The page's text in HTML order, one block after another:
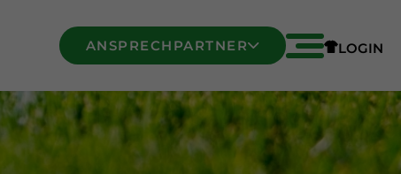
ANSPRECHPARTNER LOGIN